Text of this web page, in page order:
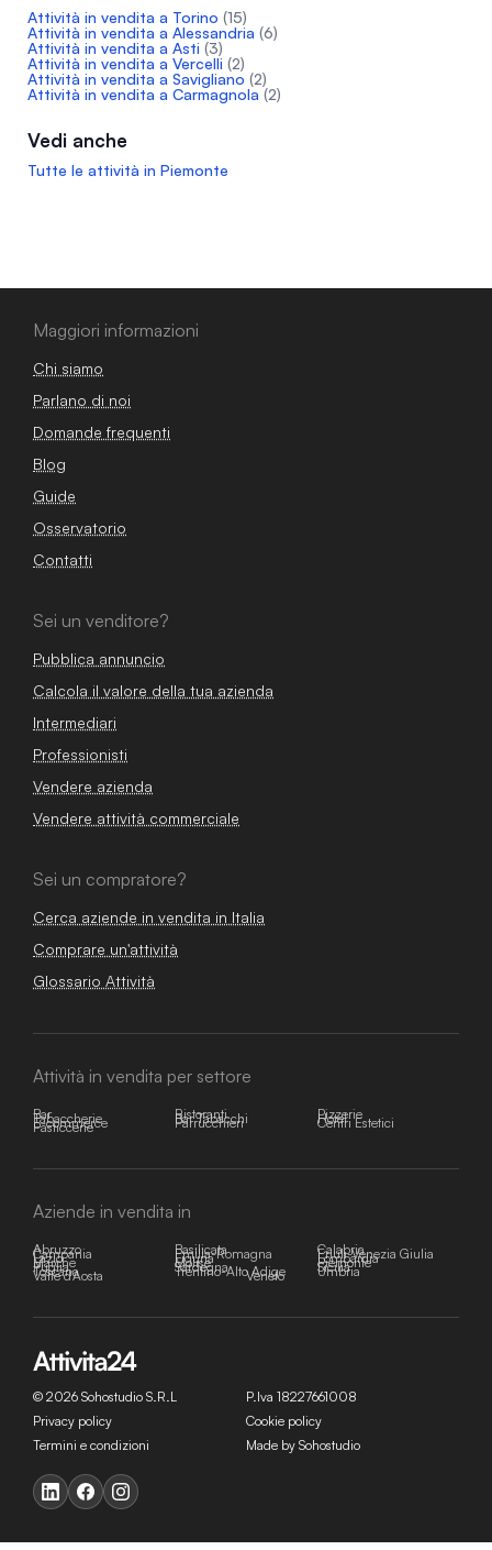
Attività in vendita a Torino (15)
Attività in vendita a Alessandria (6)
Attività in vendita a Asti (3)
Attività in vendita a Vercelli (2)
Attività in vendita a Savigliano (2)
Attività in vendita a Carmagnola (2)
Vedi anche
Tutte le attività in Piemonte
Maggiori informazioni
Chi siamo
Parlano di noi
Domande frequenti
Blog
Guide
Osservatorio
Contatti
Sei un venditore?
Pubblica annuncio
Calcola il valore della tua azienda
Intermediari
Professionisti
Vendere azienda
Vendere attività commerciale
Sei un compratore?
Cerca aziende in vendita in Italia
Comprare un'attività
Glossario Attività
Attività in vendita per settore
Bar Ristoranti Pizzerie
Tabaccherie Bar Tabacchi Hotel
E-commerce Parrucchieri Centri Estetici
Pasticcerie
Aziende in vendita in
Abruzzo Basilicata Calabria
Campania Emilia-Romagna Friuli-Venezia Giulia
Lazio Liguria Lombardia
Marche Molise Piemonte
Puglia Sardegna Sicilia
Toscana Trentino-Alto Adige Umbria
Valle d'Aosta Veneto
© 2026 Sohostudio S.R.L
P.Iva 18227661008
Privacy policy
Cookie policy
Termini e condizioni
Made by Sohostudio